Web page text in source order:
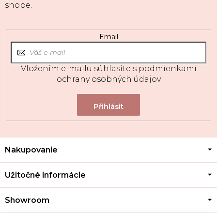
shope.
Email
Vložením e-mailu súhlasíte s podmienkami
ochrany osobných údajov
Z
p
t
Nakupovanie
Užitočné informácie
Showroom